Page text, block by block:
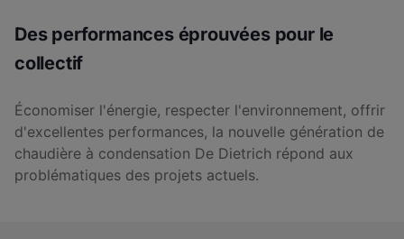
Des performances éprouvées pour le
collectif
Économiser l'énergie, respecter l'environnement, offrir
d'excellentes performances, la nouvelle génération de
chaudière à condensation De Dietrich répond aux
problématiques des projets actuels.